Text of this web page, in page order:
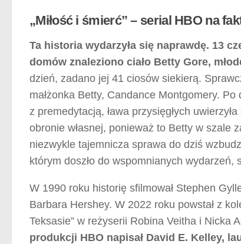
„Miłość i śmierć” – serial HBO na
Ta historia wydarzyła się naprawdę. 13
domów znaleziono ciało Betty Gore,
dzień, zadano jej 41 ciosów siekierą.
małżonka Betty, Candance Montgomery.
z premedytacją, ława przysięgłych
obronie własnej, ponieważ to Betty w szale
niezwykle tajemnicza sprawa do dziś
którym doszło do wspomnianych
W 1990 roku historię sfilmował Stephen
Barbara Hershey. W 2022 roku powstał z
Teksasie” w reżyserii Robina Veitha i Nicka
produkcji HBO napisał David E. Kelley,